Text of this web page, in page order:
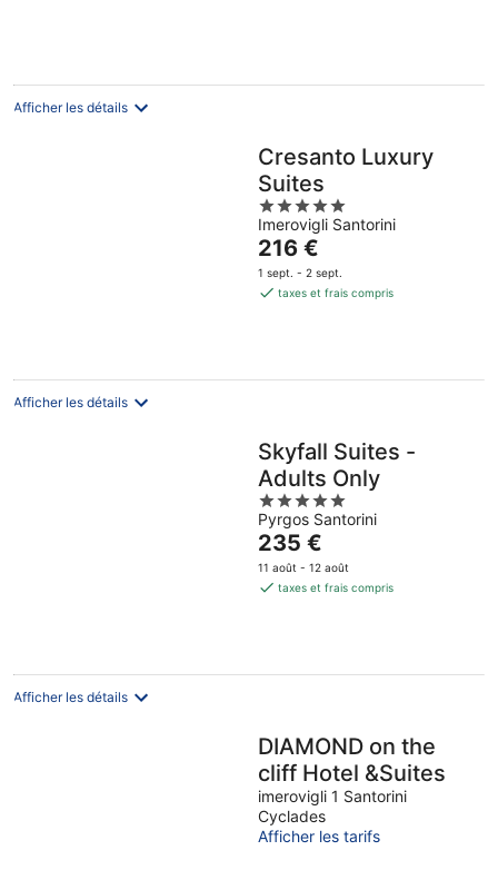
Afficher les détails
Cresanto Luxury
Suites
5
out
of
5
Imerovigli Santorini
Le
prix
est
nuit
216 €
1 sept. - 2 sept.
taxes et frais compris
Afficher les détails
Skyfall Suites -
Adults Only
5
out
of
5
Pyrgos Santorini
Le
prix
est
nuit
235 €
11 août - 12 août
taxes et frais compris
Afficher les détails
DIAMOND on the
cliff Hotel &Suites
imerovigli 1 Santorini
Cyclades
Afficher les tarifs